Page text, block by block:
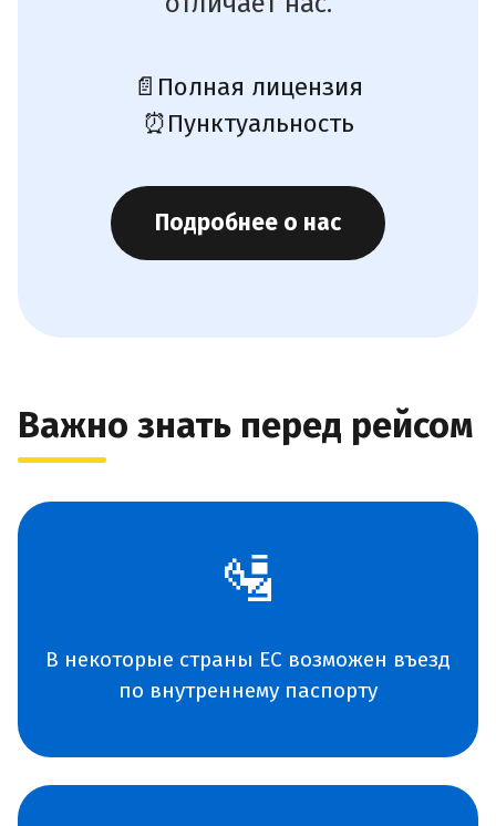
📄 Полная лицензия
⏰Пунктуальность
Подробнее о нас
Важно знать перед рейсом
🛂
В некоторые страны ЕС возможен въезд
по внутреннему паспорту